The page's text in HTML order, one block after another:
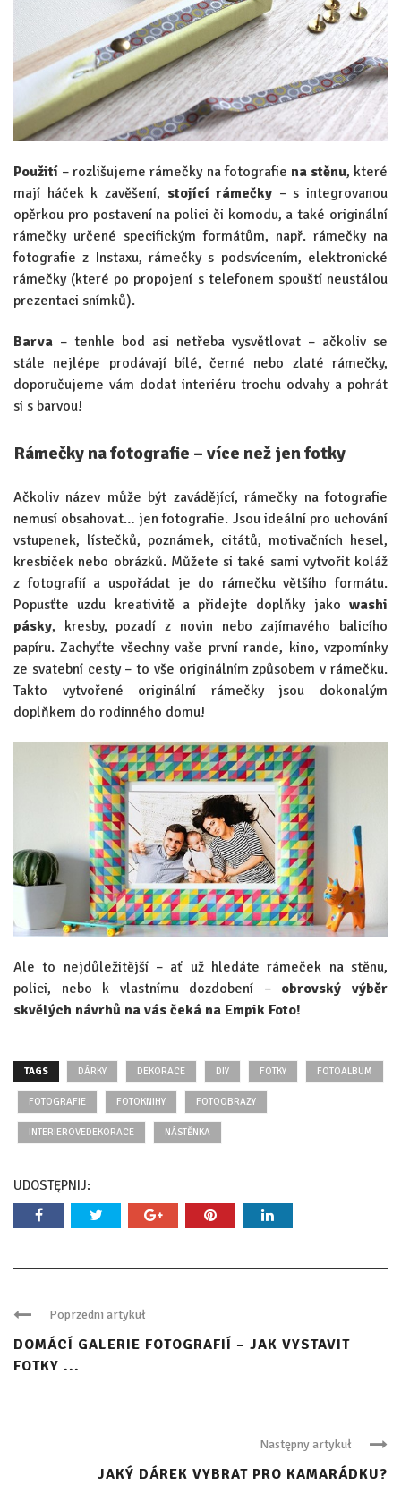
Použití – rozlišujeme rámečky na fotografie na stěnu, které
mají háček k zavěšení, stojící rámečky – s integrovanou
opěrkou pro postavení na polici či komodu, a také originální
rámečky určené specifickým formátům, např. rámečky na
fotografie z Instaxu, rámečky s podsvícením, elektronické
rámečky (které po propojení s telefonem spouští neustálou
prezentaci snímků).
Barva – tenhle bod asi netřeba vysvětlovat – ačkoliv se
stále nejlépe prodávají bílé, černé nebo zlaté rámečky,
doporučujeme vám dodat interiéru trochu odvahy a pohrát
si s barvou!
Rámečky na fotografie – více než jen fotky
Ačkoliv název může být zavádějící, rámečky na fotografie
nemusí obsahovat… jen fotografie. Jsou ideální pro uchování
vstupenek, lístečků, poznámek, citátů, motivačních hesel,
kresbiček nebo obrázků. Můžete si také sami vytvořit koláž
z fotografií a uspořádat je do rámečku většího formátu.
Popusťte uzdu kreativitě a přidejte doplňky jako washi
pásky, kresby, pozadí z novin nebo zajímavého balicího
papíru. Zachyťte všechny vaše první rande, kino, vzpomínky
ze svatební cesty – to vše originálním způsobem v rámečku.
Takto vytvořené originální rámečky jsou dokonalým
doplňkem do rodinného domu!
Ale to nejdůležitější – ať už hledáte rámeček na stěnu,
polici, nebo k vlastnímu dozdobení – obrovský výběr
skvělých návrhů na vás čeká na Empik Foto!
TAGS DÁRKY DEKORACE DIY FOTKY FOTOALBUM
FOTOGRAFIE FOTOKNIHY FOTOOBRAZY
INTERIEROVEDEKORACE NÁSTĚNKA
UDOSTĘPNIJ:
Poprzedni artykuł
DOMÁCÍ GALERIE FOTOGRAFIÍ – JAK VYSTAVIT
FOTKY ...
Następny artykuł
JAKÝ DÁREK VYBRAT PRO KAMARÁDKU?